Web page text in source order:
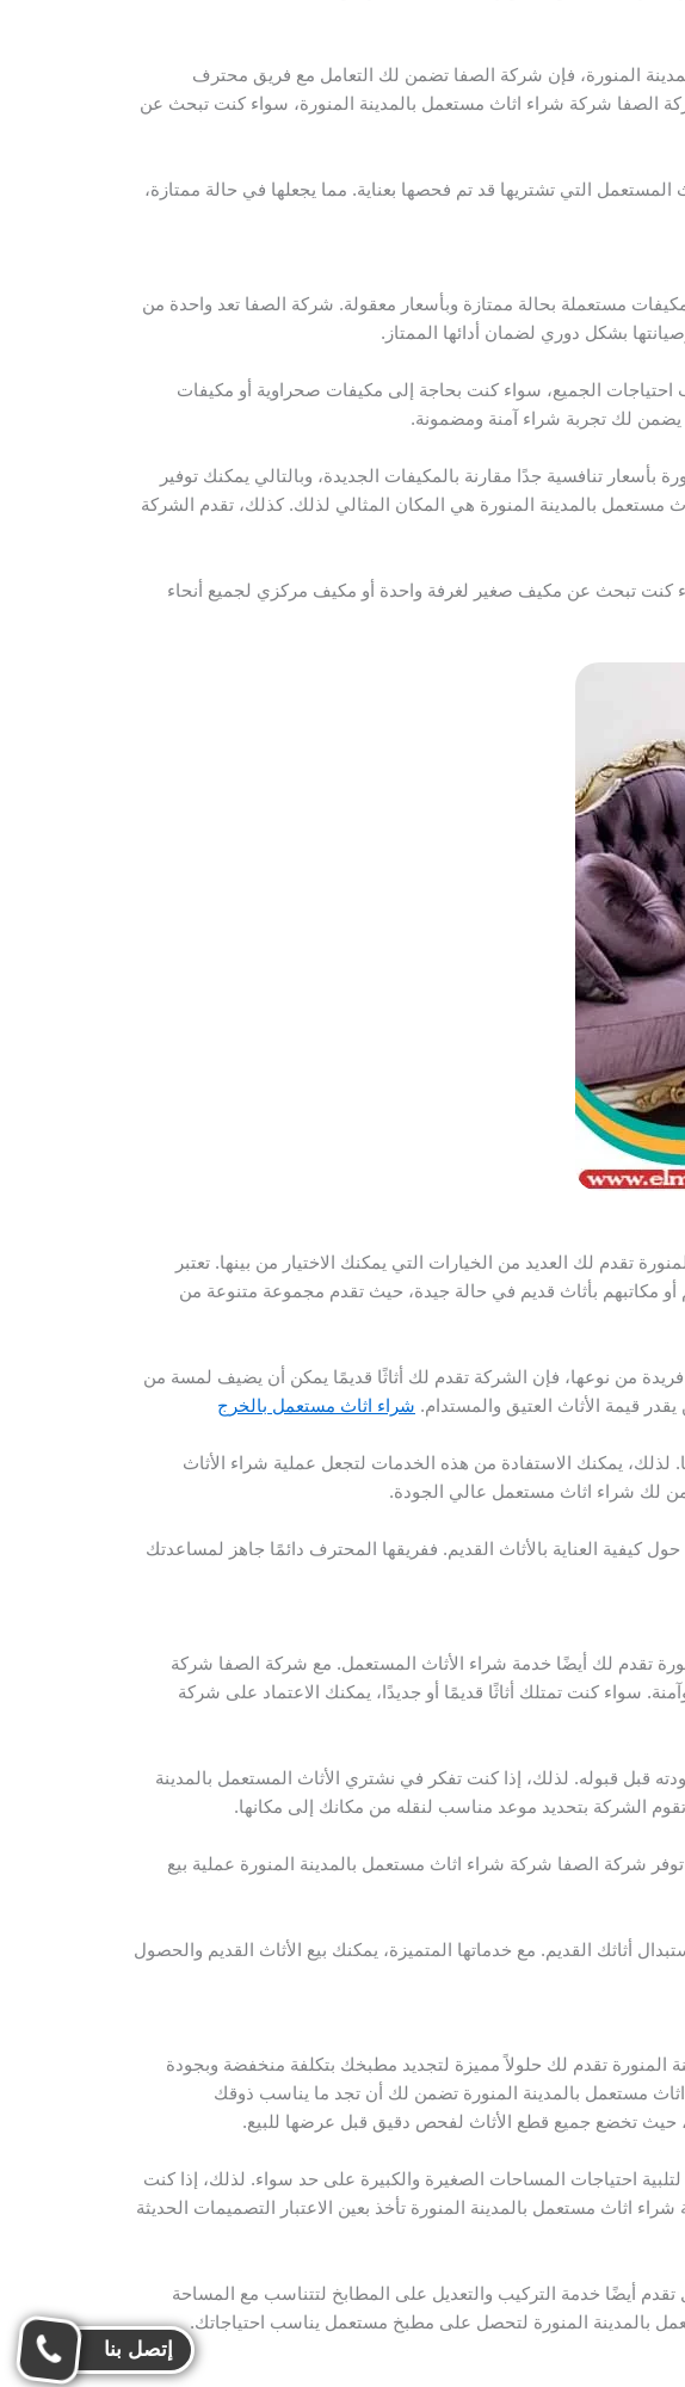
المنورة، فإن شركة الصفا تضمن لك التعامل مع فريق محترف
الصفا شركة شراء اثاث مستعمل بالمدينة المنورة، سواء كنت تبحث عن
التي تشتريها قد تم فحصها بعناية. مما يجعلها في حالة ممتازة،
مستعملة بحالة ممتازة وبأسعار معقولة. شركة الصفا تعد واحدة من
بشكل دوري لضمان أدائها الممتاز.
احتياجات الجميع، سواء كنت بحاجة إلى مكيفات صحراوية أو مكيفات
يضمن لك تجربة شراء آمنة ومضمونة.
تنافسية جدًا مقارنة بالمكيفات الجديدة، وبالتالي يمكنك توفير
بالمدينة المنورة هي المكان المثالي لذلك. كذلك، تقدم الشركة
كنت تبحث عن مكيف صغير لغرفة واحدة أو مكيف مركزي لجميع أنحاء
تقدم لك العديد من الخيارات التي يمكنك الاختيار من بينها. تعتبر
أو مكاتبهم بأثاث قديم في حالة جيدة، حيث تقدم مجموعة متنوعة من
من نوعها، فإن الشركة تقدم لك أثاثًا قديمًا يمكن أن يضيف لمسة من
قيمة الأثاث العتيق والمستدام. شراء اثاث مستعمل بالخرج
يمكنك الاستفادة من هذه الخدمات لتجعل عملية شراء الأثاث
لك شراء اثاث مستعمل عالي الجودة.
العناية بالأثاث القديم. ففريقها المحترف دائمًا جاهز لمساعدتك
تقدم لك أيضًا خدمة شراء الأثاث المستعمل. مع شركة الصفا شركة
سواء كنت تمتلك أثاثًا قديمًا أو جديدًا، يمكنك الاعتماد على شركة
قبل قبوله. لذلك، إذا كنت تفكر في نشتري الأثاث المستعمل بالمدينة
الشركة بتحديد موعد مناسب لنقله من مكانك إلى مكانها.
شركة الصفا شركة شراء اثاث مستعمل بالمدينة المنورة عملية بيع
أثاثك القديم. مع خدماتها المتميزة، يمكنك بيع الأثاث القديم والحصول
المنورة تقدم لك حلولاً مميزة لتجديد مطبخك بتكلفة منخفضة وبجودة
مستعمل بالمدينة المنورة تضمن لك أن تجد ما يناسب ذوقك
حيث تخضع جميع قطع الأثاث لفحص دقيق قبل عرضها للبيع.
احتياجات المساحات الصغيرة والكبيرة على حد سواء. لذلك، إذا كنت
اثاث مستعمل بالمدينة المنورة تأخذ بعين الاعتبار التصميمات الحديثة
أيضًا خدمة التركيب والتعديل على المطابخ لتتناسب مع المساحة
بالمدينة المنورة لتحصل على مطبخ مستعمل يناسب احتياجاتك.
إتصل بنا